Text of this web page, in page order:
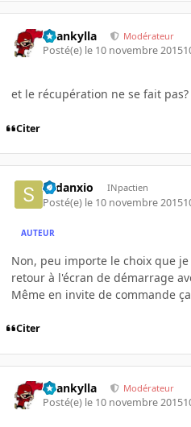
beankylla Modérateur
Posté(e) le 10 novembre 2015
et le récupération ne se fait pas?
Citer
Sedanxio INpactien
Posté(e) le 10 novembre 2015
AUTEUR
Non, peu importe le choix que
retour à l'écran de démarrage
Même en invite de commande
Citer
beankylla Modérateur
Posté(e) le 10 novembre 2015